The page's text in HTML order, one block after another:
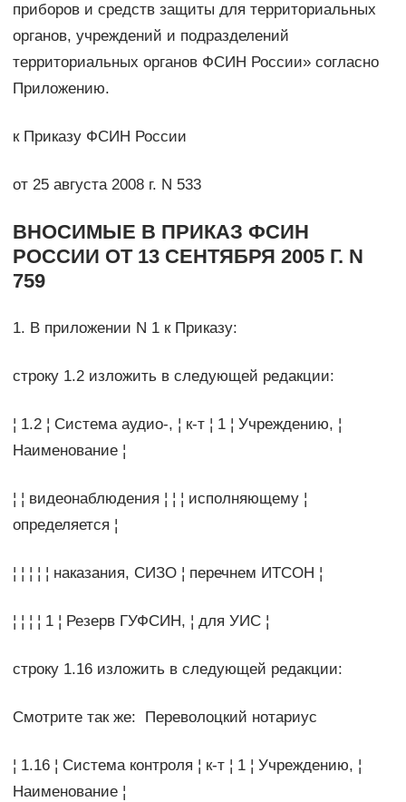
приборов и средств защиты для территориальных
органов, учреждений и подразделений
территориальных органов ФСИН России» согласно
Приложению.
к Приказу ФСИН России
от 25 августа 2008 г. N 533
ВНОСИМЫЕ В ПРИКАЗ ФСИН
РОССИИ ОТ 13 СЕНТЯБРЯ 2005 Г. N
759
1. В приложении N 1 к Приказу:
строку 1.2 изложить в следующей редакции:
¦ 1.2 ¦ Система аудио-, ¦ к-т ¦ 1 ¦ Учреждению, ¦
Наименование ¦
¦ ¦ видеонаблюдения ¦ ¦ ¦ исполняющему ¦
определяется ¦
¦ ¦ ¦ ¦ ¦ наказания, СИЗО ¦ перечнем ИТСОН ¦
¦ ¦ ¦ ¦ 1 ¦ Резерв ГУФСИН, ¦ для УИС ¦
строку 1.16 изложить в следующей редакции:
Смотрите так же: Переволоцкий нотариус
¦ 1.16 ¦ Система контроля ¦ к-т ¦ 1 ¦ Учреждению, ¦
Наименование ¦